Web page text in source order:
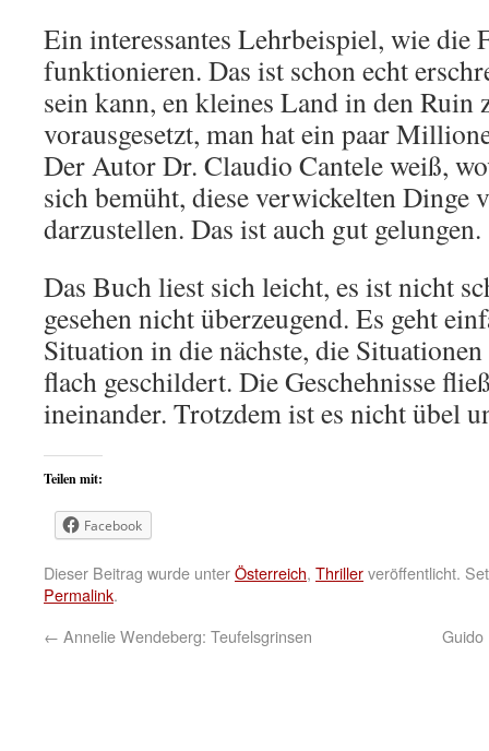
Ein interessantes Lehrbeispiel, wie die
funktionieren. Das ist schon echt
sein kann, en kleines Land in den Ruin
vorausgesetzt, man hat ein paar
Der Autor Dr. Claudio Cantele weiß,
sich bemüht, diese verwickelten Dinge
darzustellen. Das ist auch gut gelungen.
Das Buch liest sich leicht, es ist nicht
gesehen nicht überzeugend. Es geht
Situation in die nächste, die
flach geschildert. Die Geschehnisse
ineinander. Trotzdem ist es nicht übel
Teilen mit:
Facebook
Dieser Beitrag wurde unterÖsterreich, Thrillerveröffentlicht.
Permalink.
← Annelie Wendeberg: Teufelsgrinsen